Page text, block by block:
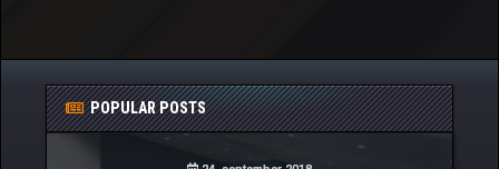
POPULAR POSTS